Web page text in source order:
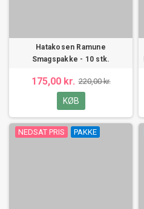
Hatakosen Ramune
Smagspakke - 10 stk.
175,00 kr. 220,00 kr.
KØB
NEDSAT PRIS PAKKE